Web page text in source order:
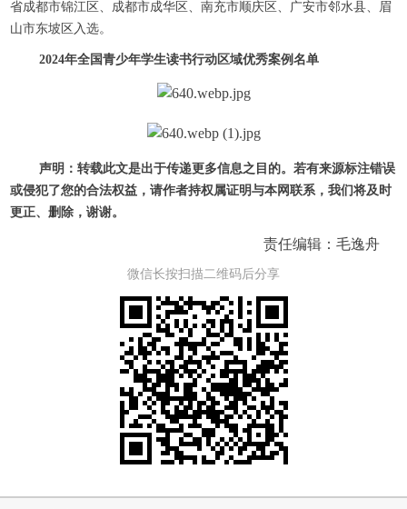
省成都市锦江区、成都市成华区、南充市顺庆区、广安市邻水县、眉
山市东坡区入选。
2024年全国青少年学生读书行动区域优秀案例名单
声明：转载此文是出于传递更多信息之目的。若有来源标注错误
或侵犯了您的合法权益，请作者持权属证明与本网联系，我们将及时
更正、删除，谢谢。
责任编辑：毛逸舟
微信长按扫描二维码后分享